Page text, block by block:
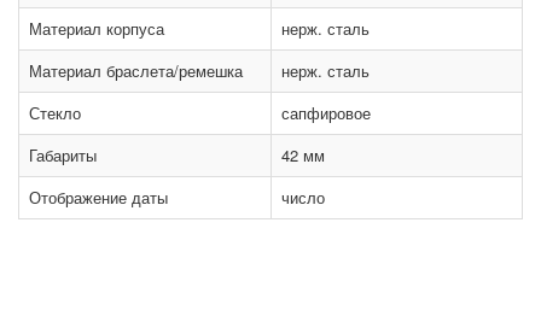
Материал корпуса
нерж. сталь
Материал браслета/ремешка
нерж. сталь
Стекло
сапфировое
Габариты
42 мм
Отображение даты
число